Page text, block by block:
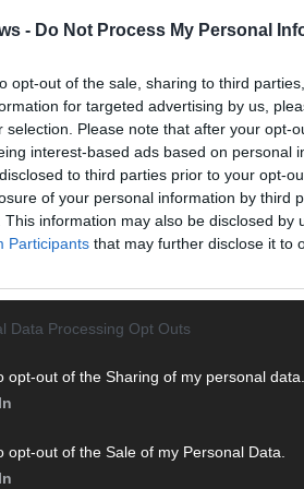
- Do Not Process My Personal
opt-out of the sale, sharing to third
for targeted advertising by us,
selection. Please note that after your opt-
interest-based ads based on personal
to third parties prior to your opt-
of your personal information by third
This information may also be disclosed by
Participants that may further disclose it to
Data Processing Opt Outs
opt-out of the Sharing of my personal data.
opt-out of the Sale of my Personal Data.
direkt auf den Screen, live oder on-
durch endlose Seiten – einfach
mit und teile deine Perspektive. Mit *
(Vor- und Nachname) und eine
Kommentar kurz. Beiträge, die unsere
Hetze, Spam oder Werbung